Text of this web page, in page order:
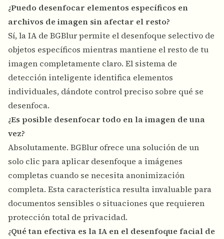
¿Puedo desenfocar elementos específicos en
archivos de imagen sin afectar el resto?
Sí, la IA de BGBlur permite el desenfoque selectivo de
objetos específicos mientras mantiene el resto de tu
imagen completamente claro. El sistema de
detección inteligente identifica elementos
individuales, dándote control preciso sobre qué se
desenfoca.
¿Es posible desenfocar todo en la imagen de una
vez?
Absolutamente. BGBlur ofrece una solución de un
solo clic para aplicar desenfoque a imágenes
completas cuando se necesita anonimización
completa. Esta característica resulta invaluable para
documentos sensibles o situaciones que requieren
protección total de privacidad.
¿Qué tan efectiva es la IA en el desenfoque facial de